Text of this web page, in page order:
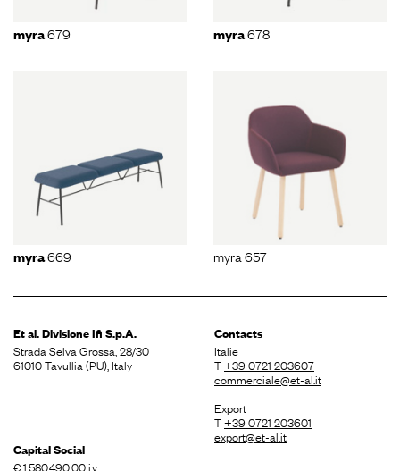
myra679 myra678
myra669 myra 657
Et al. DivisioneIfi S.p.A.
Strada Selva Grossa, 28/30
61010 Tavullia (PU), Italy
Capital Social
€ 1.580.490,00 i.v.
Contacts
Italie
T+39 0721 203607
commerciale@et-al.it
Export
T+39 0721 203601
export@et-al.it